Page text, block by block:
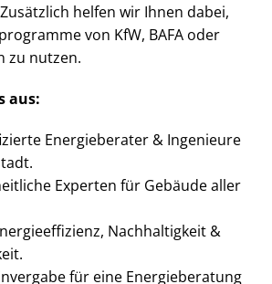
helfen wir Ihnen dabei,
von KfW, BAFA oder
zu nutzen.
aus:
Energieberater & Ingenieure
Experten für Gebäude aller
Nachhaltigkeit &
für eine Energieberatung